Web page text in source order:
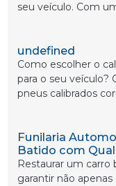
seu veículo. Com
undefined
Como escolher o
para o seu veículo?
pneus calibrados
Funilaria
Batido com
Restaurar um carro
garantir não